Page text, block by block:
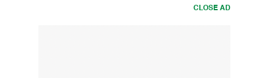
CLOSE AD